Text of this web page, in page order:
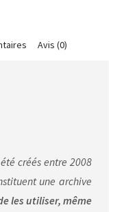
Avis (0)
créés entre 2008
une archive
les utiliser, même